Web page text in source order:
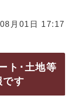
月01日 17:17
ト･土地等
です